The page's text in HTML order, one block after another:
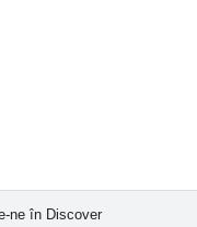
ne în Discover